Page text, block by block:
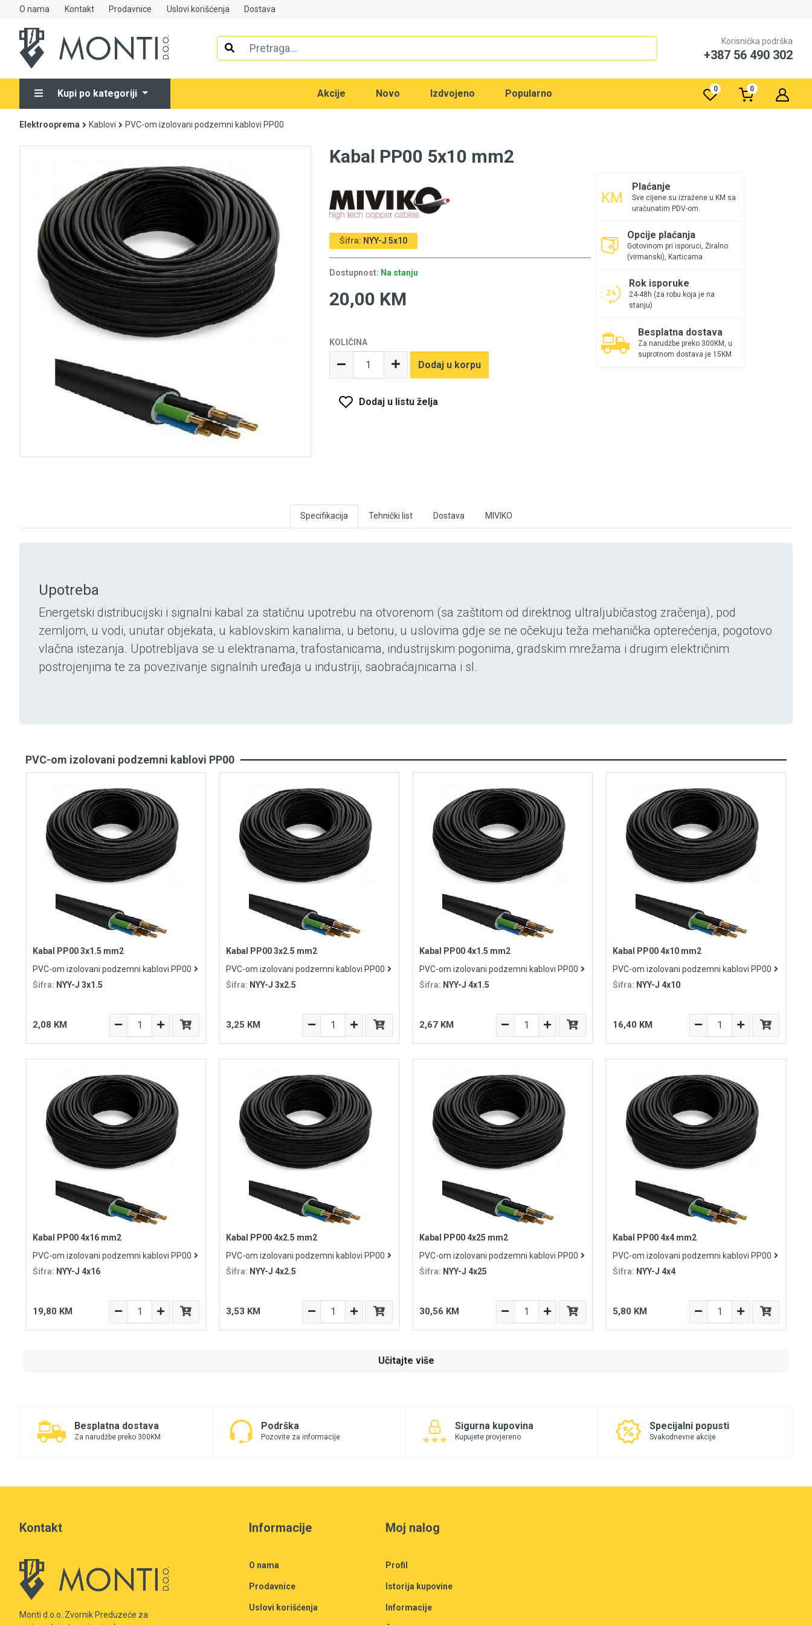
O nama Kontakt Prodavnice Uslovi korišćenja Dostava
Korisnička podrška
+387 56 490 302
Kupi po kategoriji Akcije Novo Izdvojeno Popularno 0 0
Alati
Elektrooprema
Grijanje i klimatizacija
Mjerno-regulaciona oprema
Tehnička hemija i kućni program
Videonadzor
Vijčana roba
Elektrooprema Kablovi PVC-om izolovani podzemni kablovi PP00
Kabal PP00 5x10 mm2
Šifra: NYY-J 5x10
Dostupnost: Na stanju
20,00 KM
KOLIČINA
Dodaj u korpu
Dodaj u listu želja
Plaćanje
Sve cijene su izražene u KM sa
uračunatim PDV-om.
Opcije plaćanja
Gotovinom pri isporuci, Žiralno
(virmanski), Karticama
Rok isporuke
24-48h (za robu koja je na
stanju)
Besplatna dostava
Za narudžbe preko 300KM, u
suprotnom dostava je 15KM
Specifikacija Tehnički list Dostava MIVIKO
Upotreba
Energetski distribucijski i signalni kabal za statičnu upotrebu na otvorenom (sa zaštitom od direktnog ultraljubičastog zračenja), pod
zemljom, u vodi, unutar objekata, u kablovskim kanalima, u betonu, u uslovima gdje se ne očekuju teža mehanička opterećenja, pogotovo
vlačna istezanja. Upotrebljava se u elektranama, trafostanicama, industrijskim pogonima, gradskim mrežama i drugim električnim
postrojenjima te za povezivanje signalnih uređaja u industriji, saobraćajnicama i sl.
PVC-om izolovani podzemni kablovi PP00
Kabal PP00 3x1.5 mm2
PVC-om izolovani podzemni kablovi PP00
Šifra: NYY-J 3x1.5
2,08 KM
Kabal PP00 3x2.5 mm2
PVC-om izolovani podzemni kablovi PP00
Šifra: NYY-J 3x2.5
3,25 KM
Kabal PP00 4x1.5 mm2
PVC-om izolovani podzemni kablovi PP00
Šifra: NYY-J 4x1.5
2,67 KM
Kabal PP00 4x10 mm2
PVC-om izolovani podzemni kablovi PP00
Šifra: NYY-J 4x10
16,40 KM
Kabal PP00 4x16 mm2
PVC-om izolovani podzemni kablovi PP00
Šifra: NYY-J 4x16
19,80 KM
Kabal PP00 4x2.5 mm2
PVC-om izolovani podzemni kablovi PP00
Šifra: NYY-J 4x2.5
3,53 KM
Kabal PP00 4x25 mm2
PVC-om izolovani podzemni kablovi PP00
Šifra: NYY-J 4x25
30,56 KM
Kabal PP00 4x4 mm2
PVC-om izolovani podzemni kablovi PP00
Šifra: NYY-J 4x4
5,80 KM
Učitajte više
Besplatna dostava
Za narudžbe preko 300KM
Podrška
Pozovite za informacije
Sigurna kupovina
Kupujete provjereno
Specijalni popusti
Svakodnevne akcije
Kontakt
Monti d.o.o. Zvornik Preduzeće za
Informacije
O nama
Prodavnice
Uslovi korišćenja
Moj nalog
Profil
Istorija kupovine
Informacije